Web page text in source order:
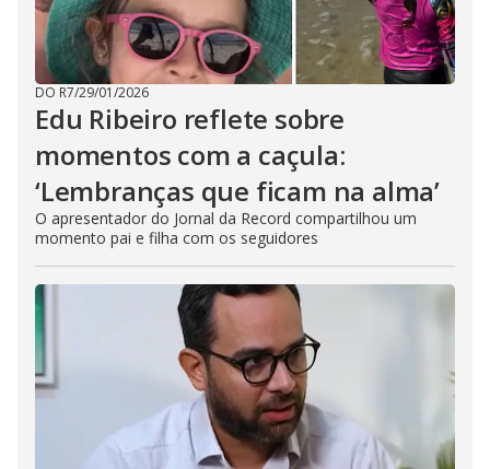
DO R7/29/01/2026
Edu Ribeiro reflete sobre
momentos com a caçula:
‘Lembranças que ficam na alma’
O apresentador do Jornal da Record compartilhou um
momento pai e filha com os seguidores